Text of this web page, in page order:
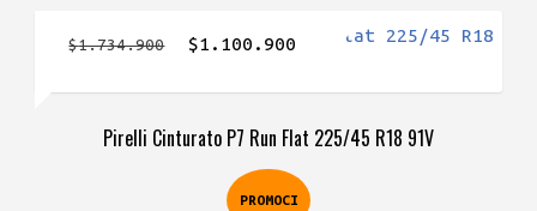
Pirelli Cinturato P7 Run Flat 225/45 R18 91V
PROMOCI
$1.734.900
El
era:
$1.734.900.
$1.100.900
es:
$1.100.900.